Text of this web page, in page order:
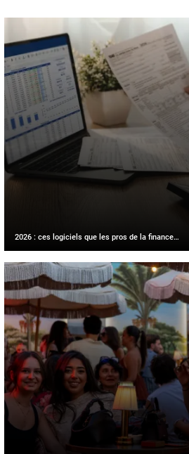
2026 : ces logiciels que les pros de la finance…